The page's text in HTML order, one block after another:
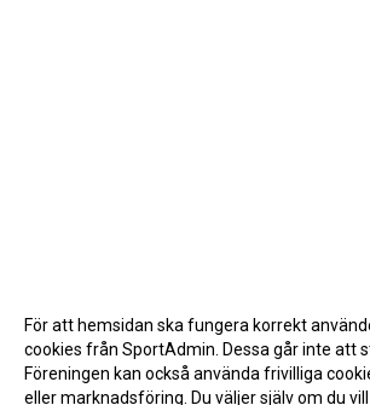
För att hemsidan ska fungera korrekt
cookies från SportAdmin. Dessa går inte att
Föreningen kan också använda frivilliga
eller marknadsföring. Du väljer själv om du